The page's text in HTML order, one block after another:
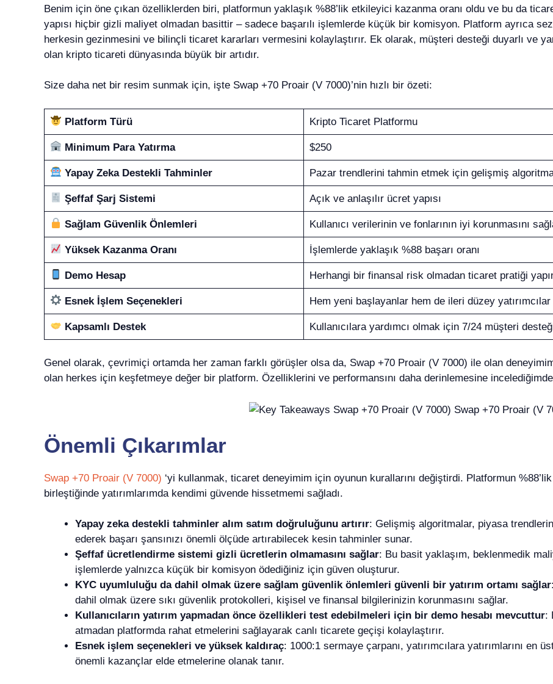
Benim için öne çıkan özelliklerden biri, platformun yaklaşık %88’lik etkileyici kazanma oranı oldu ve bu da
yapısı hiçbir gizli maliyet olmadan basittir – sadece başarılı işlemlerde küçük bir komisyon. Platform ayrıca
herkesin gezinmesini ve bilinçli ticaret kararları vermesini kolaylaştırır. Ek olarak, müşteri desteği duyarlı ve
olan kripto ticareti dünyasında büyük bir artıdır.
Size daha net bir resim sunmak için, işte Swap +70 Proair (V 7000)’nin hızlı bir özeti:
Platform Türü Kripto Ticaret Platformu
Minimum Para Yatırma $250
Yapay Zeka Destekli Tahminler Pazar trendlerini tahmin etmek için gelişmiş
Şeffaf Şarj Sistemi Açık ve anlaşılır ücret yapısı
Sağlam Güvenlik Önlemleri Kullanıcı verilerinin ve fonlarının iyi korunmasını
Yüksek Kazanma Oranı İşlemlerde yaklaşık %88 başarı oranı
Demo Hesap Herhangi bir finansal risk olmadan ticaret pratiği
Esnek İşlem Seçenekleri Hem yeni başlayanlar hem de ileri düzey
Kapsamlı Destek Kullanıcılara yardımcı olmak için 7/24 müşteri
Genel olarak, çevrimiçi ortamda her zaman farklı görüşler olsa da, Swap +70 Proair (V 7000) ile olan
olan herkes için keşfetmeye değer bir platform. Özelliklerini ve performansını daha derinlemesine
Önemli Çıkarımlar
Swap +70 Proair (V 7000) ‘yi kullanmak, ticaret deneyimim için oyunun kurallarını değiştirdi. Platformun
birleştiğinde yatırımlarımda kendimi güvende hissetmemi sağladı.
Yapay zeka destekli tahminler alım satım doğruluğunu artırır: Gelişmiş algoritmalar, piyasa
ederek başarı şansınızı önemli ölçüde artırabilecek kesin tahminler sunar.
Şeffaf ücretlendirme sistemi gizli ücretlerin olmamasını sağlar: Bu basit yaklaşım, beklenmedik
işlemlerde yalnızca küçük bir komisyon ödediğiniz için güven oluşturur.
KYC uyumluluğu da dahil olmak üzere sağlam güvenlik önlemleri güvenli bir yatırım ortamı sağlar
dahil olmak üzere sıkı güvenlik protokolleri, kişisel ve finansal bilgilerinizin korunmasını sağlar.
Kullanıcıların yatırım yapmadan önce özellikleri test edebilmeleri için bir demo hesabı mevcuttur:
atmadan platformda rahat etmelerini sağlayarak canlı ticarete geçişi kolaylaştırır.
Esnek işlem seçenekleri ve yüksek kaldıraç: 1000:1 sermaye çarpanı, yatırımcılara yatırımlarını en
önemli kazançlar elde etmelerine olanak tanır.